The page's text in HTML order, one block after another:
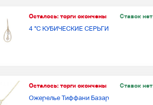
Осталось: торги окончены Ставок нет
4 °C КУБИЧЕСКИЕ СЕРЬГИ
Осталось: торги окончены Ставок нет
Ожерелье Тиффани Базар